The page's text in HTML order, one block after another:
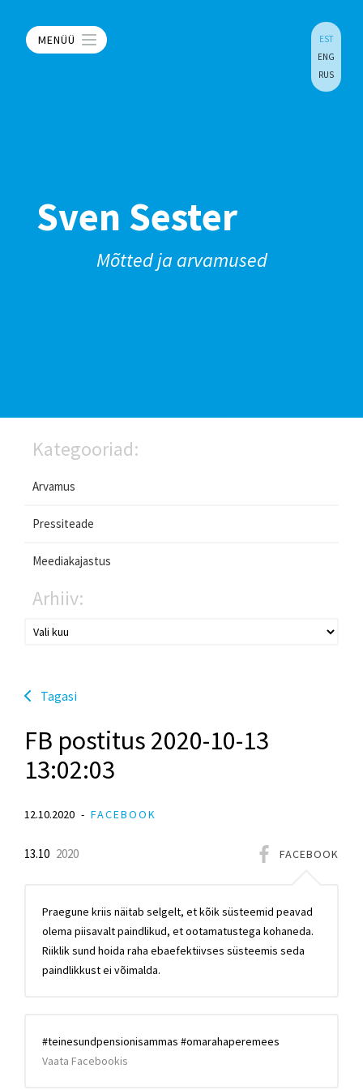
MENÜÜ
EST
ENG
RUS
Sven Sester
Mõtted ja arvamused
Kategooriad:
Arvamus
Pressiteade
Meediakajastus
Arhiiv:
Tagasi
FB postitus 2020-10-13
13:02:03
12.10.2020 FACEBOOK
FACEBOOK
13.10 2020
Praegune kriis näitab selgelt, et kõik süsteemid peavad
olema piisavalt paindlikud, et ootamatustega kohaneda.
Riiklik sund hoida raha ebaefektiivses süsteemis seda
paindlikkust ei võimalda.
#teinesundpensionisammas #omarahaperemees
Vaata Facebookis